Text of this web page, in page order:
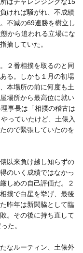
ければ騒がれ、不成績
不滅の69連勝を樹立し
から追われる立場にな
摘していた。
２番相撲を取るのと同
る。しかも１月の初場
本場所の前に何度も土
場所から最高位に就い
事長は「相撲の稽古は
っていたけど、土俵入
ので緊張していたのを
以来負け越し知らずの
のいく成績ではなかっ
しめの自己評価だ。２
撲で白星を挙げ、最後
昨年は新関脇として臨
。その後に持ち直して
た。
なルーティン、土俵外